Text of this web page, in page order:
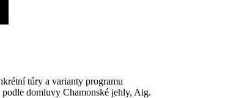
túry a varianty programu
domluvy Chamonské jehly, Aig.